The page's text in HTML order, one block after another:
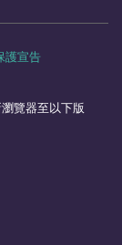
護宣告
覽器至以下版